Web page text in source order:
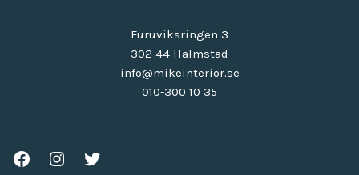
Furuviksringen 3
302 44 Halmstad
info@mikeinterior.se
010-300 10 35